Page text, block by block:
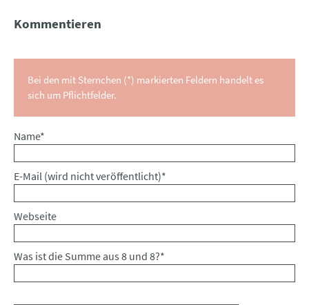
Kommentieren
Bei den mit Sternchen (*) markierten Feldern handelt es
sich um Pflichtfelder.
Pflichtfeld
Name*
Pflichtfeld
E-Mail (wird nicht veröffentlicht)*
Webseite
Was ist die Summe aus 8 und 8?*